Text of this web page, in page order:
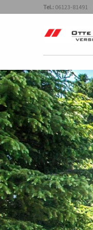
Tel.: 06123-81491